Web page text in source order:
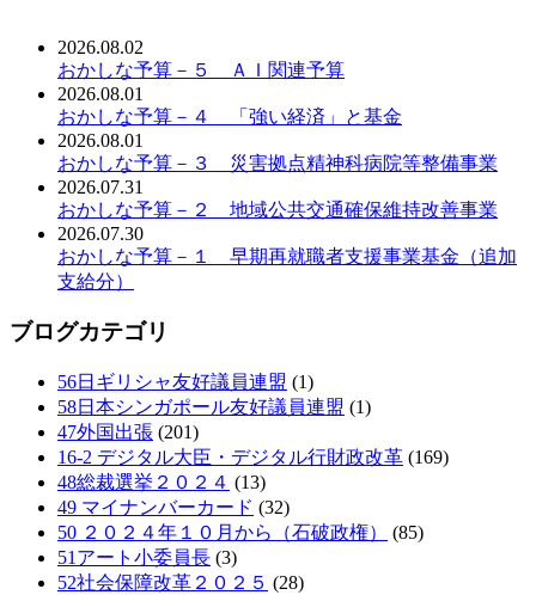
2026.08.02
おかしな予算－５ ＡＩ関連予算
2026.08.01
おかしな予算－４ 「強い経済」と基金
2026.08.01
おかしな予算－３ 災害拠点精神科病院等整備事業
2026.07.31
おかしな予算－２ 地域公共交通確保維持改善事業
2026.07.30
おかしな予算－１ 早期再就職者支援事業基金（追加
支給分）
ブログカテゴリ
56日ギリシャ友好議員連盟 (1)
58日本シンガポール友好議員連盟 (1)
47外国出張 (201)
16-2 デジタル大臣・デジタル行財政改革 (169)
48総裁選挙２０２４ (13)
49 マイナンバーカード (32)
50 ２０２４年１０月から（石破政権）
(85)
51アート小委員長 (3)
52社会保障改革２０２５ (28)